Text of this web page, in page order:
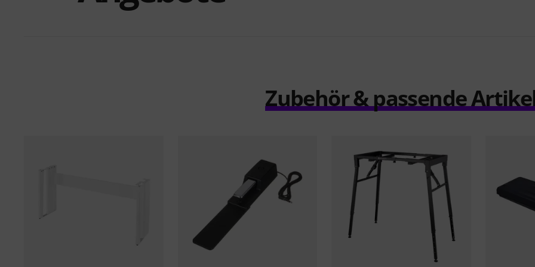
Zubehör & passende